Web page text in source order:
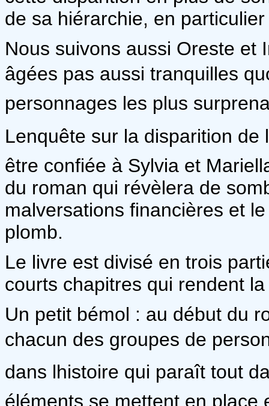
de sa hiérarchie, en
Nous suivons aussi Oreste et
âgées pas aussi tranquilles
personnages les plus
Lenquête sur la disparition
être confiée à Sylvia et
du roman qui révèlera de
malversations financières et
plomb.
Le livre est divisé en trois
courts chapitres qui rendent
Un petit bémol : au début du
chacun des groupes de
dans lhistoire qui paraît tout
éléments se mettent en place